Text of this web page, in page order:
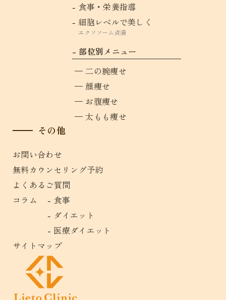
食事・栄養指導
細胞レベルで美しく
エクソソーム点滴
部位別メニュー
二の腕痩せ
顔痩せ
お腹痩せ
太もも痩せ
その他
お問い合わせ
無料カウンセリング予約
よくあるご質問
コラム
食事
ダイエット
医療ダイエット
サイトマップ